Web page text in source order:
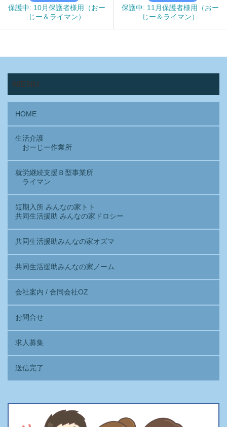
保護中: 10月保護者様用（おー
じー＆ライマン）
保護中: 11月保護者様用（おー
じー＆ライマン）
MENU
HOME
生活介護
おーじー作業所
就労継続支援Ｂ型事業所
ライマン
短期入所 みんなの家トト
共同生活援助 みんなの家ドロシー
共同生活援助みんなの家オズマ
共同生活援助みんなの家ノーム
会社案内 / 合同会社OZ
お問合せ
求人募集
送信完了